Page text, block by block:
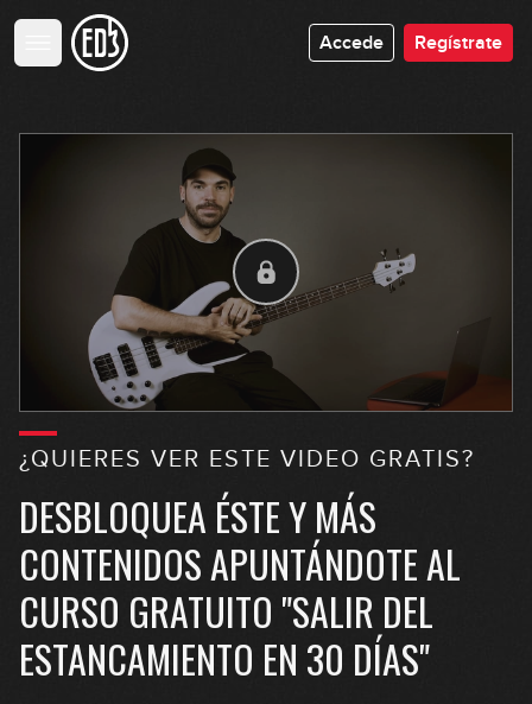
Accede Regístrate
¿QUIERES VER ESTE VIDEO GRATIS?
DESBLOQUEA ÉSTE Y MÁS
CONTENIDOS APUNTÁNDOTE AL
CURSO GRATUITO "SALIR DEL
ESTANCAMIENTO EN 30 DÍAS"
Red Hot Chili Peppers - Can't Stop
08:58
The Meters - Cissy Strut
16:27
Vulfpeck - Disco Ulysses
Bruno Mars - Treasure
13:32
Eagles - Hotel California
10:53
James Brown - Cold Sweat